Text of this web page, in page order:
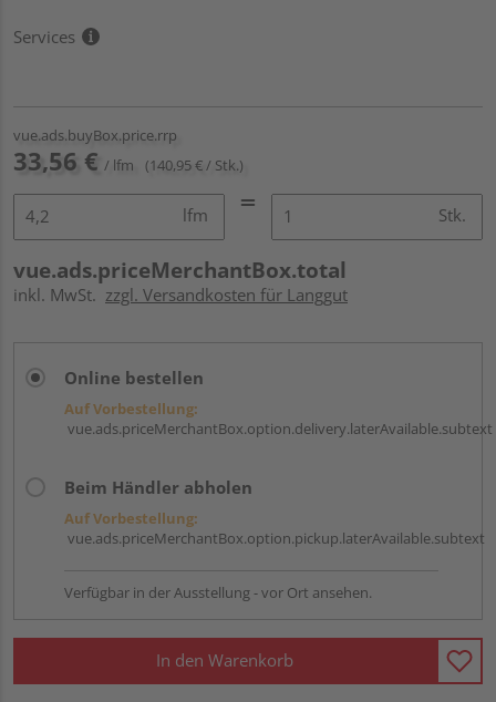
Services
vue.ads.buyBox.price.rrp
33,56 € / lfm (140,95 € / Stk.)
lfm Stk.
vue.ads.priceMerchantBox.total
inkl. MwSt. zzgl. Versandkosten für Langgut
Online bestellen
Auf Vorbestellung:
vue.ads.priceMerchantBox.option.delivery.laterAvailable.subtext
Beim Händler abholen
Auf Vorbestellung:
vue.ads.priceMerchantBox.option.pickup.laterAvailable.subtext
Verfügbar in der Ausstellung - vor Ort ansehen.
In den Warenkorb